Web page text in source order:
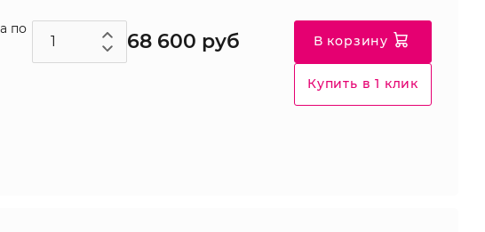
по
68 600 руб В корзину
Купить в 1 клик